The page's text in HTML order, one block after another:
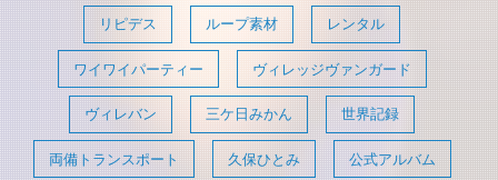
リピデス ループ素材 レンタル
ワイワイパーティー ヴィレッジヴァンガード
ヴィレバン 三ケ日みかん 世界記録
両備トランスポート 久保ひとみ 公式アルバム